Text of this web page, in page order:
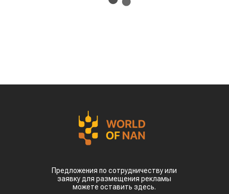
Предложения по сотрудничеству или
заявку для размещения рекламы
можете оставить здесь.